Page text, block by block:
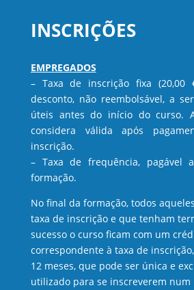
INSCRIÇÕES
EMPREGADOS
– Taxa de inscrição fixa (20,00
desconto, não reembolsável, a
úteis antes do início do curso.
considera válida após
inscrição.
– Taxa de frequência, pagável
formação.
No final da formação, todos
taxa de inscrição e que tenham
sucesso o curso ficam com um
correspondente à taxa de
12 meses, que pode ser única e
utilizado para se inscreverem num